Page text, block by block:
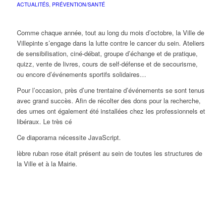
ACTUALITÉS, PRÉVENTION/SANTÉ
Comme chaque année, tout au long du mois d’octobre, la Ville de
Villepinte s’engage dans la lutte contre le cancer du sein. Ateliers
de sensibilisation, ciné-débat, groupe d’échange et de pratique,
quizz, vente de livres, cours de self-défense et de secourisme,
ou encore d’événements sportifs solidaires…
Pour l’occasion, près d’une trentaine d’événements se sont tenus
avec grand succès. Afin de récolter des dons pour la recherche,
des urnes ont également été installées chez les professionnels et
libéraux. Le très cé
Ce diaporama nécessite JavaScript.
lèbre ruban rose était présent au sein de toutes les structures de
la Ville et à la Mairie.